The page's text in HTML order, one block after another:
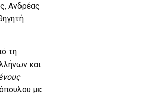
Ανδρέας
τη
και
με